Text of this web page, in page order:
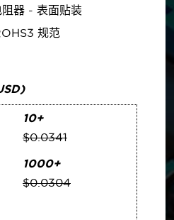
器 - 表面贴装
规范
10+
$0.0341
1000+
$0.0304